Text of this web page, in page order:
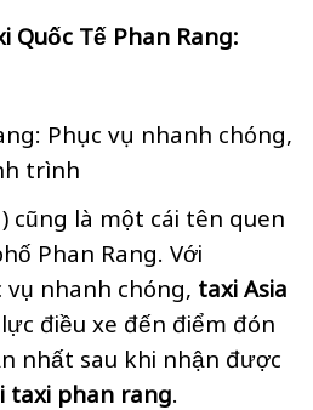
Quốc Tế Phan Rang:
Phục vụ nhanh chóng,
trình
cũng là một cái tên quen
Phan Rang. Với
nhanh chóng, taxi Asia
điều xe đến điểm đón
nhất sau khi nhận được
taxi phan rang.